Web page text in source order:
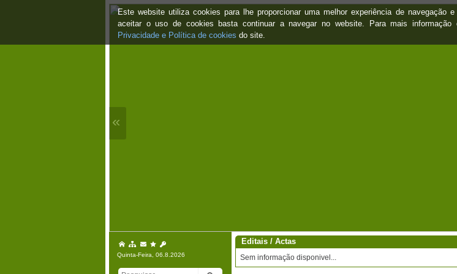
Este website utiliza cookies para lhe proporcionar uma melhor experiência de navegação
aceitar o uso de cookies basta continuar a navegar no website. Para mais informação
Privacidade e Política de cookies do site.
«
Quinta-Feira, 06.8.2026
Editais / Actas
Sem informação disponivel...